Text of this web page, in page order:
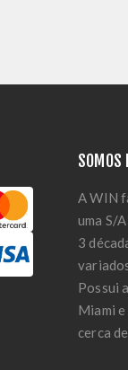
SOMOS
A WIN
uma S/
3
Possui
Miami
cerca